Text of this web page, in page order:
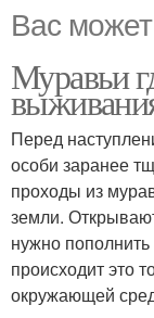
Вас
Муравьи
Перед
особи заранее
проходы из
земли.
нужно
происходит это
окружающей